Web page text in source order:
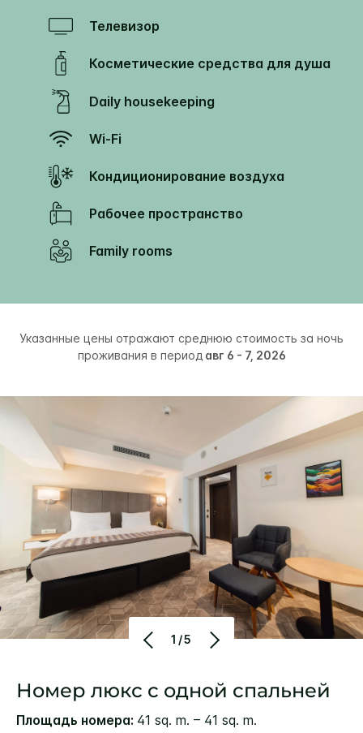
Телевизор
Косметические средства для душа
Daily housekeeping
Wi-Fi
Кондиционирование воздуха
Рабочее пространство
Family rooms
Указанные цены отражают среднюю стоимость за ночь
проживания в период авг 6 - 7, 2026
1/5
Номер люкс с одной спальней
Площадь номера: 41 sq. m. – 41 sq. m.